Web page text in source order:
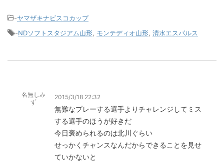
-ヤマザキナビスコカップ
-NDソフトスタジアム山形, モンテディオ山形, 清水エスパルス
名無しみ
ず
2015/3/18 22:32
無難なプレーする選手よりチャレンジしてミス
する選手のほうが好きだ
今日褒められるのは北川ぐらい
せっかくチャンスなんだからできることを見せ
ていかないと